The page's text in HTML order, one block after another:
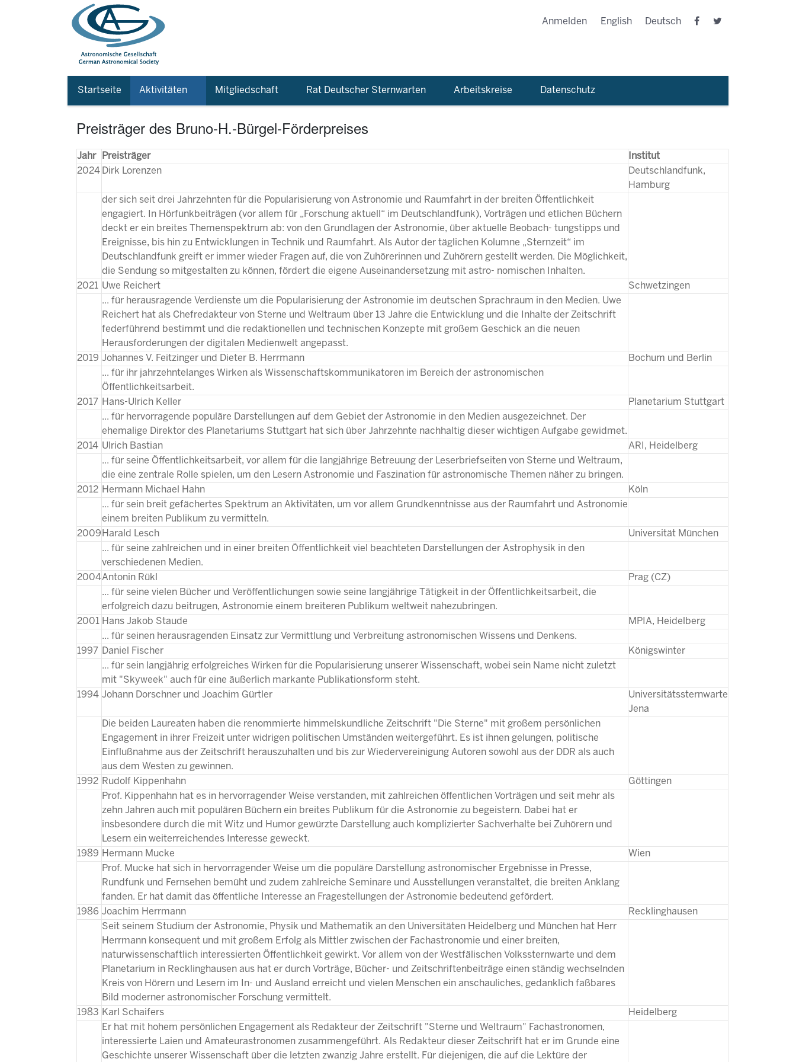
Anmelden English Deutsch
Startseite Aktivitäten Mitgliedschaft Rat Deutscher Sternwarten Arbeitskreise Datenschutz
Preisträger des Bruno-H.-Bürgel-Förderpreises
Jahr Preisträger
Institut
2024 Dirk Lorenzen
Deutschlandfunk,
Hamburg
der sich seit drei Jahrzehnten für die Popularisierung von Astronomie und Raumfahrt in der breiten Öffentlichkeit
engagiert. In Hörfunkbeiträgen (vor allem für „Forschung aktuell“ im Deutschlandfunk), Vorträgen und etlichen Büchern
deckt er ein breites Themenspektrum ab: von den Grundlagen der Astronomie, über aktuelle Beobach- tungstipps und
Ereignisse, bis hin zu Entwicklungen in Technik und Raumfahrt. Als Autor der täglichen Kolumne „Sternzeit“ im
Deutschlandfunk greift er immer wieder Fragen auf, die von Zuhörerinnen und Zuhörern gestellt werden. Die Möglichkeit,
die Sendung so mitgestalten zu können, fördert die eigene Auseinandersetzung mit astro- nomischen Inhalten.
2021 Uwe Reichert
Schwetzingen
... für herausragende Verdienste um die Popularisierung der Astronomie im deutschen Sprachraum in den Medien. Uwe
Reichert hat als Chefredakteur von Sterne und Weltraum über 13 Jahre die Entwicklung und die Inhalte der Zeitschrift
federführend bestimmt und die redaktionellen und technischen Konzepte mit großem Geschick an die neuen
Herausforderungen der digitalen Medienwelt angepasst.
2019 Johannes V. Feitzinger und Dieter B. Herrmann
Bochum und Berlin
... für ihr jahrzehntelanges Wirken als Wissenschaftskommunikatoren im Bereich der astronomischen
Öffentlichkeitsarbeit.
2017
Hans-Ulrich Keller
Planetarium Stuttgart
... für hervorragende populäre Darstellungen auf dem Gebiet der Astronomie in den Medien ausgezeichnet. Der
ehemalige Direktor des Planetariums Stuttgart hat sich über Jahrzehnte nachhaltig dieser wichtigen Aufgabe gewidmet.
2014 Ulrich Bastian
ARI, Heidelberg
... für seine Öffentlichkeitsarbeit, vor allem für die langjährige Betreuung der Leserbriefseiten von Sterne und Weltraum,
die eine zentrale Rolle spielen, um den Lesern Astronomie und Faszination für astronomische Themen näher zu bringen.
2012 Hermann Michael Hahn
Köln
... für sein breit gefächertes Spektrum an Aktivitäten, um vor allem Grundkenntnisse aus der Raumfahrt und Astronomie
einem breiten Publikum zu vermitteln.
2009 Harald Lesch
Universität München
... für seine zahlreichen und in einer breiten Öffentlichkeit viel beachteten Darstellungen der Astrophysik in den
verschiedenen Medien.
2004Antonin Rükl
Prag (CZ)
... für seine vielen Bücher und Veröffentlichungen sowie seine langjährige Tätigkeit in der Öffentlichkeitsarbeit, die
erfolgreich dazu beitrugen, Astronomie einem breiteren Publikum weltweit nahezubringen.
2001 Hans Jakob Staude
MPIA, Heidelberg
... für seinen herausragenden Einsatz zur Vermittlung und Verbreitung astronomischen Wissens und Denkens.
1997
Daniel Fischer
Königswinter
... für sein langjährig erfolgreiches Wirken für die Popularisierung unserer Wissenschaft, wobei sein Name nicht zuletzt
mit "Skyweek" auch für eine äußerlich markante Publikationsform steht.
1994 Johann Dorschner und Joachim Gürtler
Universitätssternwarte
Jena
Die beiden Laureaten haben die renommierte himmelskundliche Zeitschrift "Die Sterne" mit großem persönlichen
Engagement in ihrer Freizeit unter widrigen politischen Umständen weitergeführt. Es ist ihnen gelungen, politische
Einflußnahme aus der Zeitschrift herauszuhalten und bis zur Wiedervereinigung Autoren sowohl aus der DDR als auch
aus dem Westen zu gewinnen.
1992 Rudolf Kippenhahn
Göttingen
Prof. Kippenhahn hat es in hervorragender Weise verstanden, mit zahlreichen öffentlichen Vorträgen und seit mehr als
zehn Jahren auch mit populären Büchern ein breites Publikum für die Astronomie zu begeistern. Dabei hat er
insbesondere durch die mit Witz und Humor gewürzte Darstellung auch komplizierter Sachverhalte bei Zuhörern und
Lesern ein weiterreichendes Interesse geweckt.
1989 Hermann Mucke
Wien
Prof. Mucke hat sich in hervorragender Weise um die populäre Darstellung astronomischer Ergebnisse in Presse,
Rundfunk und Fernsehen bemüht und zudem zahlreiche Seminare und Ausstellungen veranstaltet, die breiten Anklang
fanden. Er hat damit das öffentliche Interesse an Fragestellungen der Astronomie bedeutend gefördert.
1986 Joachim Herrmann
Recklinghausen
Seit seinem Studium der Astronomie, Physik und Mathematik an den Universitäten Heidelberg und München hat Herr
Herrmann konsequent und mit großem Erfolg als Mittler zwischen der Fachastronomie und einer breiten,
naturwissenschaftlich interessierten Öffentlichkeit gewirkt. Vor allem von der Westfälischen Volkssternwarte und dem
Planetarium in Recklinghausen aus hat er durch Vorträge, Bücher- und Zeitschriftenbeiträge einen ständig wechselnden
Kreis von Hörern und Lesern im In- und Ausland erreicht und vielen Menschen ein anschauliches, gedanklich faßbares
Bild moderner astronomischer Forschung vermittelt.
1983 Karl Schaifers
Heidelberg
Er hat mit hohem persönlichen Engagement als Redakteur der Zeitschrift "Sterne und Weltraum" Fachastronomen,
interessierte Laien und Amateurastronomen zusammengeführt. Als Redakteur dieser Zeitschrift hat er im Grunde eine
Geschichte unserer Wissenschaft über die letzten zwanzig Jahre erstellt. Für diejenigen, die auf die Lektüre der